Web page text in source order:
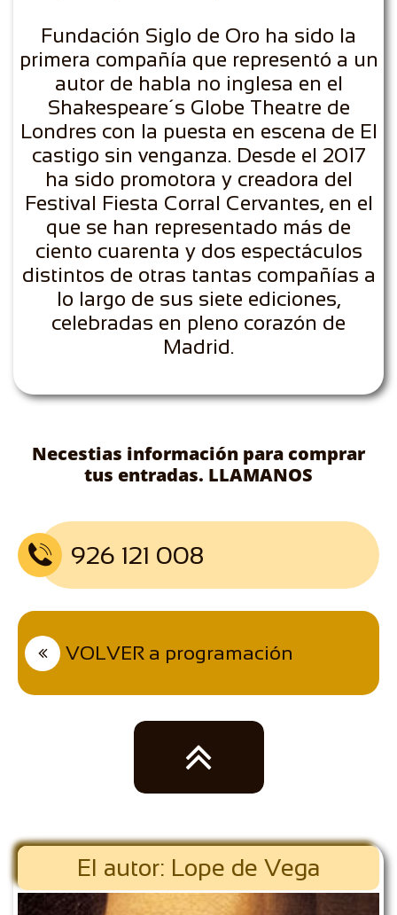
Fundación Siglo de Oro ha sido la
primera compañía que representó a un
autor de habla no inglesa en el
Shakespeare´s Globe Theatre de
Londres con la puesta en escena de El
castigo sin venganza. Desde el 2017
ha sido promotora y creadora del
Festival Fiesta Corral Cervantes, en el
que se han representado más de
ciento cuarenta y dos espectáculos
distintos de otras tantas compañías a
lo largo de sus siete ediciones,
celebradas en pleno corazón de
Madrid.
Necestias información para comprar
tus entradas. LLAMANOS
926 121 008

VOLVER a programación


El autor: Lope de Vega